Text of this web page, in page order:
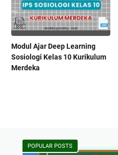
Modul Ajar Deep Learning
Sosiologi Kelas 10 Kurikulum
Merdeka
POPULAR POSTS